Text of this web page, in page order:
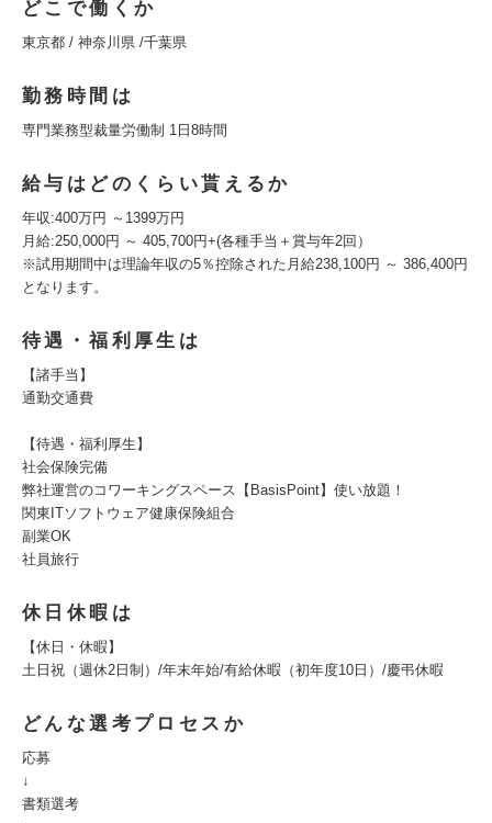
どこで働くか
東京都 / 神奈川県 /千葉県
勤務時間は
専門業務型裁量労働制 1日8時間
給与はどのくらい貰えるか
年収:400万円 ～1399万円
月給:250,000円 ～ 405,700円+(各種手当＋賞与年2回）
※試用期間中は理論年収の5％控除された月給238,100円 ～ 386,400円
となります。
待遇・福利厚生は
【諸手当】
通勤交通費
【待遇・福利厚生】
社会保険完備
弊社運営のコワーキングスペース【BasisPoint】使い放題！
関東ITソフトウェア健康保険組合
副業OK
社員旅行
休日休暇は
【休日・休暇】
土日祝（週休2日制）/年末年始/有給休暇（初年度10日）/慶弔休暇
どんな選考プロセスか
応募
↓
書類選考